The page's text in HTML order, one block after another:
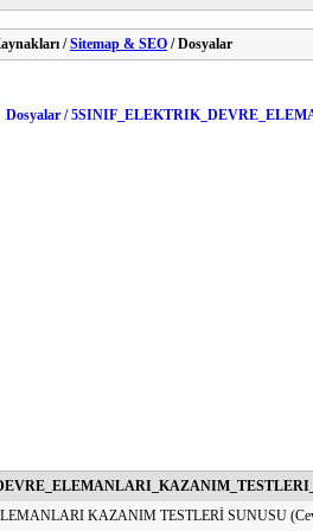
/Sitemap & SEO / Dosyalar
Dosyalar /
KAZANIM TESTLERİ SUNUSU